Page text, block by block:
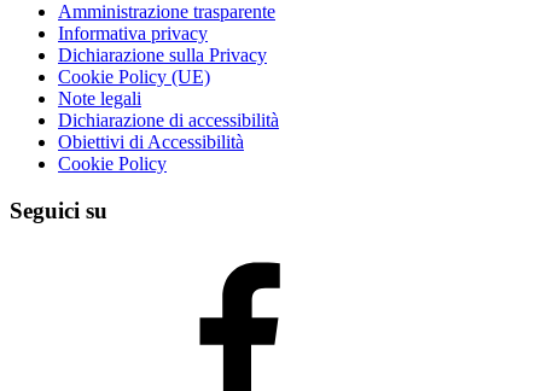
Amministrazione trasparente
Informativa privacy
Dichiarazione sulla Privacy
Cookie Policy (UE)
Note legali
Dichiarazione di accessibilità
Obiettivi di Accessibilità
Cookie Policy
Seguici su